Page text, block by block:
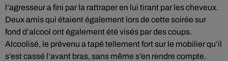
l’agresseur a fini par la rattraper en lui tirant par les cheveux.
Deux amis qui étaient également lors de cette soirée sur
fond d’alcool ont également été visés par des coups.
Alcoolisé, le prévenu a tapé tellement fort sur le mobilier qu’il
s’est cassé l’avant bras, sans même s’en rendre compte.